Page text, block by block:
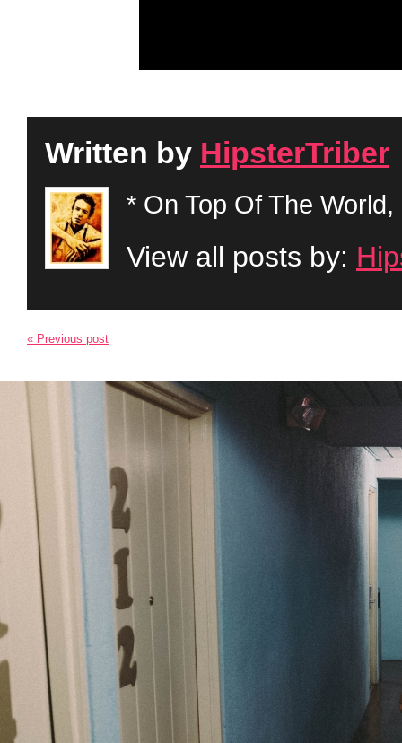
Written by HipsterTriber
* On Top Of The
View all posts by:
« Previous post